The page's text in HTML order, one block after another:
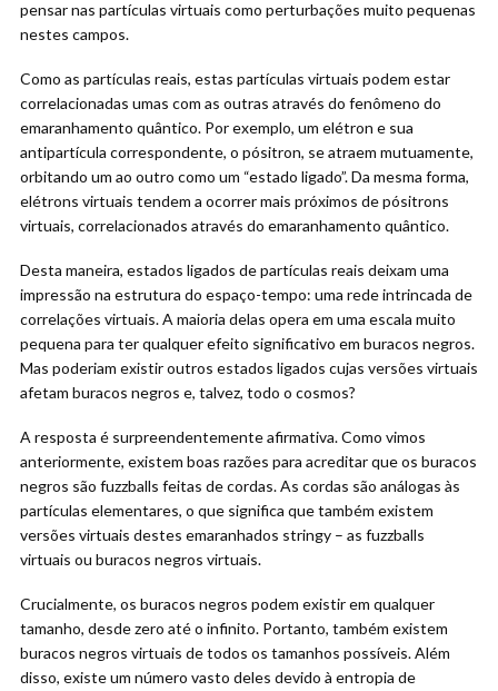
pensar nas partículas virtuais como perturbações muito pequenas
nestes campos.
Como as partículas reais, estas partículas virtuais podem estar
correlacionadas umas com as outras através do fenômeno do
emaranhamento quântico. Por exemplo, um elétron e sua
antipartícula correspondente, o pósitron, se atraem mutuamente,
orbitando um ao outro como um “estado ligado”. Da mesma forma,
elétrons virtuais tendem a ocorrer mais próximos de pósitrons
virtuais, correlacionados através do emaranhamento quântico.
Desta maneira, estados ligados de partículas reais deixam uma
impressão na estrutura do espaço-tempo: uma rede intrincada de
correlações virtuais. A maioria delas opera em uma escala muito
pequena para ter qualquer efeito significativo em buracos negros.
Mas poderiam existir outros estados ligados cujas versões virtuais
afetam buracos negros e, talvez, todo o cosmos?
A resposta é surpreendentemente afirmativa. Como vimos
anteriormente, existem boas razões para acreditar que os buracos
negros são fuzzballs feitas de cordas. As cordas são análogas às
partículas elementares, o que significa que também existem
versões virtuais destes emaranhados stringy – as fuzzballs
virtuais ou buracos negros virtuais.
Crucialmente, os buracos negros podem existir em qualquer
tamanho, desde zero até o infinito. Portanto, também existem
buracos negros virtuais de todos os tamanhos possíveis. Além
disso, existe um número vasto deles devido à entropia de